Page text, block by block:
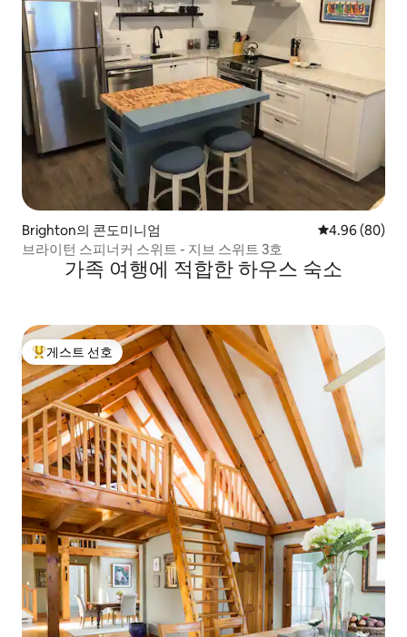
Brighton의 콘도미니엄 평점 4.96점(5
4.96 (80)
브라이턴 스피너커 스위트 - 지브 스위트 3호
가족 여행에 적합한 하우스 숙소
상위 게스트 선호
게스트 선호